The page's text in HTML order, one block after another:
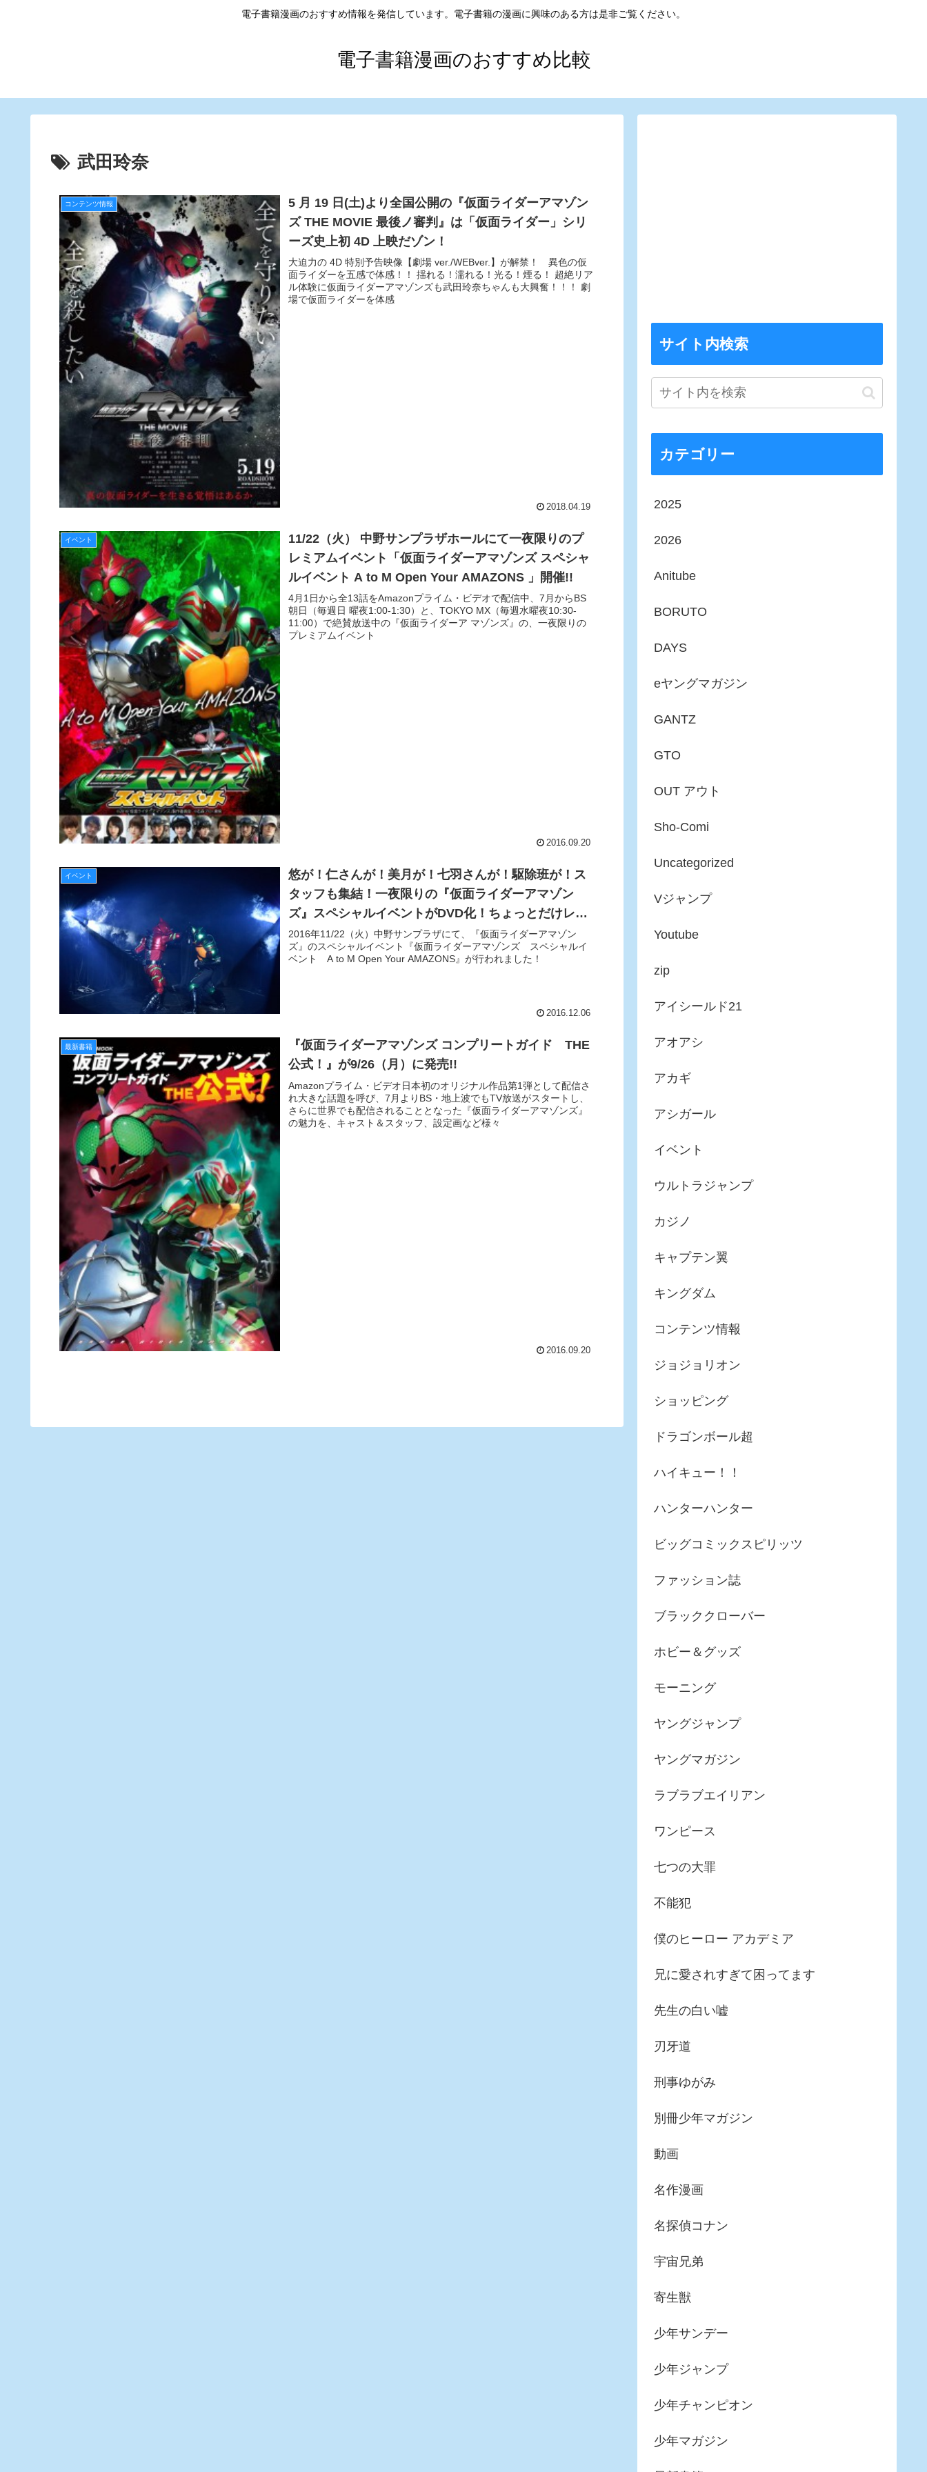
電子書籍漫画のおすすめ情報を発信しています。電子書籍の漫画に興味のある方は是非ご覧ください。
電子書籍漫画のおすすめ比較
武田玲奈
コンテンツ情報
5 月 19 日(土)より全国公開の『仮面ライダーアマゾン
ズ THE MOVIE 最後ノ審判』は「仮面ライダー」シリ
ーズ史上初 4D 上映だゾン！
大迫力の 4D 特別予告映像【劇場 ver./WEBver.】が解禁！ 異色の仮
面ライダーを五感で体感！！ 揺れる！濡れる！光る！煙る！ 超絶リア
ル体験に仮面ライダーアマゾンズも武田玲奈ちゃんも大興奮！！！ 劇
場で仮面ライダーを体感
2018.04.19
イベント
11/22（火） 中野サンプラザホールにて一夜限りのプ
レミアムイベント「仮面ライダーアマゾンズ スペシャ
ルイベント A to M Open Your AMAZONS 」開催!!
4月1日から全13話をAmazonプライム・ビデオで配信中、7月からBS
朝日（毎週日 曜夜1:00-1:30）と、TOKYO MX（毎週水曜夜10:30-
11:00）で絶賛放送中の『仮面ライダーア マゾンズ』の、一夜限りの
プレミアムイベント
2016.09.20
イベント
悠が！仁さんが！美月が！七羽さんが！駆除班が！ス
タッフも集結！一夜限りの『仮面ライダーアマゾン
ズ』スペシャルイベントがDVD化！ちょっとだけレポ
ートもお届け!!
2016年11/22（火）中野サンプラザにて、『仮面ライダーアマゾン
ズ』のスペシャルイベント『仮面ライダーアマゾンズ スペシャルイ
ベント A to M Open Your AMAZONS』が行われました！
2016.12.06
最新書籍
『仮面ライダーアマゾンズ コンプリートガイド THE
公式！』が9/26（月）に発売!!
Amazonプライム・ビデオ日本初のオリジナル作品第1弾として配信さ
れ大きな話題を呼び、7月よりBS・地上波でもTV放送がスタートし、
さらに世界でも配信されることとなった『仮面ライダーアマゾンズ』
の魅力を、キャスト＆スタッフ、設定画など様々
2016.09.20
サイト内検索
カテゴリー
2025
2026
Anitube
BORUTO
DAYS
eヤングマガジン
GANTZ
GTO
OUT アウト
Sho-Comi
Uncategorized
Vジャンプ
Youtube
zip
アイシールド21
アオアシ
アカギ
アシガール
イベント
ウルトラジャンプ
カジノ
キャプテン翼
キングダム
コンテンツ情報
ジョジョリオン
ショッピング
ドラゴンボール超
ハイキュー！！
ハンターハンター
ビッグコミックスピリッツ
ファッション誌
ブラッククローバー
ホビー＆グッズ
モーニング
ヤングジャンプ
ヤングマガジン
ラブラブエイリアン
ワンピース
七つの大罪
不能犯
僕のヒーロー アカデミア
兄に愛されすぎて困ってます
先生の白い嘘
刃牙道
刑事ゆがみ
別冊少年マガジン
動画
名作漫画
名探偵コナン
宇宙兄弟
寄生獣
少年サンデー
少年ジャンプ
少年チャンピオン
少年マガジン